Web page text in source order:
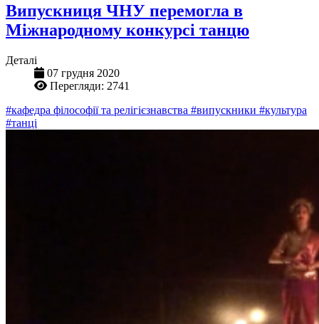
Випускниця ЧНУ перемогла в
Міжнародному конкурсі танцю
Деталі
07 грудня 2020
Перегляди: 2741
#кафедра філософії та релігієзнавства #випускники #культура
#танці